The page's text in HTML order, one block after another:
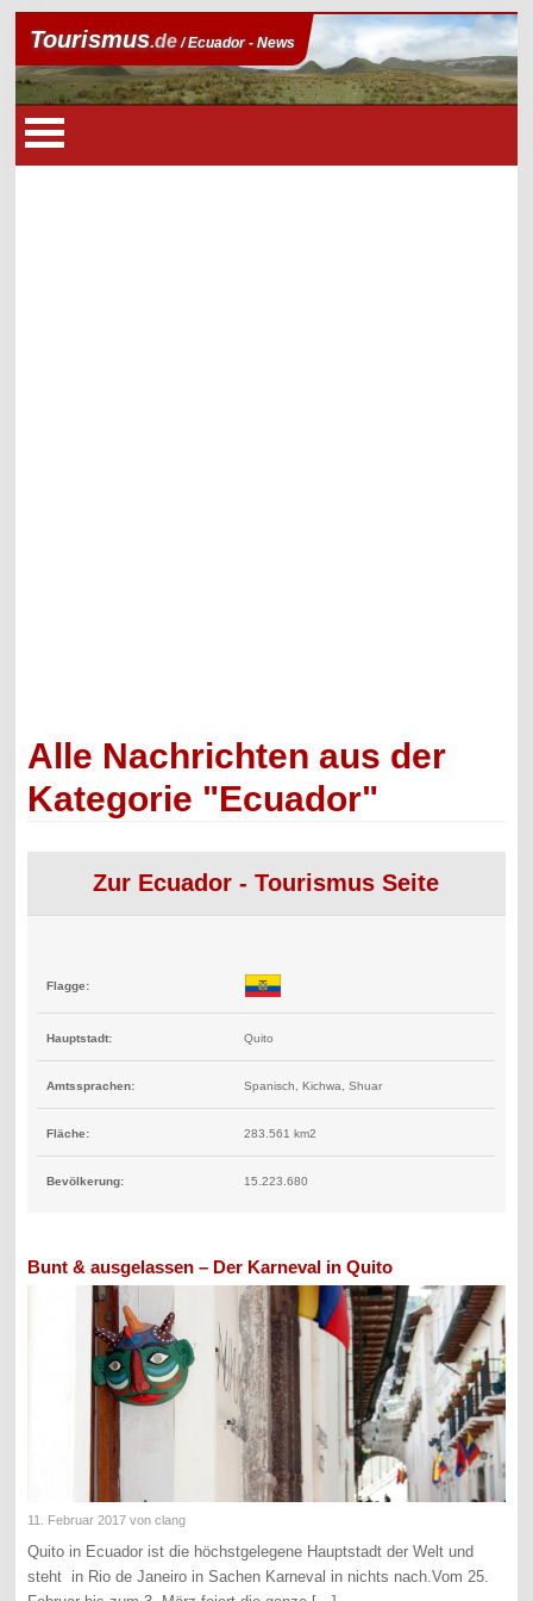
Tourismus.de/ Ecuador - News
Alle Nachrichten aus der
Kategorie "Ecuador"
Zur Ecuador - Tourismus Seite
Flagge:
Hauptstadt: Quito
Amtssprachen: Spanisch, Kichwa, Shuar
Fläche: 283.561 km2
Bevölkerung: 15.223.680
Bunt & ausgelassen – Der Karneval in Quito
11. Februar 2017 von clang
Quito in Ecuador ist die höchstgelegene Hauptstadt der Welt und
steht in Rio de Janeiro in Sachen Karneval in nichts nach.Vom 25.